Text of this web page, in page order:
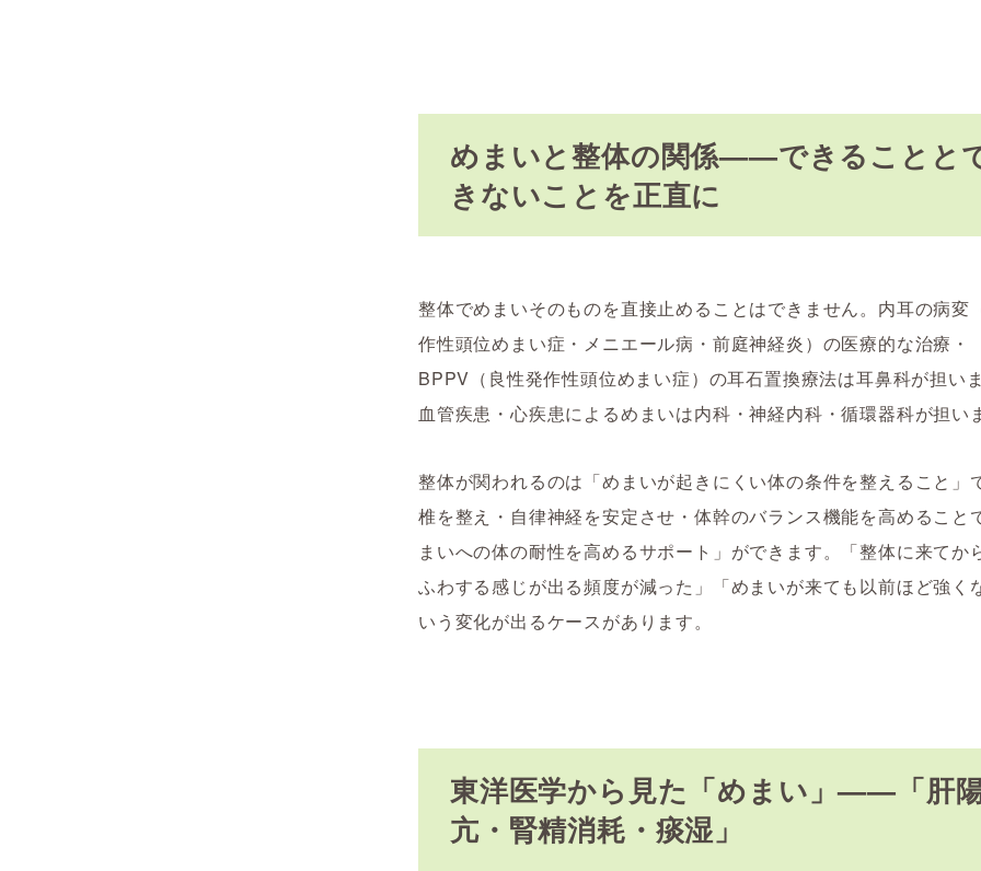
めまいと整体の関係——できることと
きないことを正直に
整体でめまいそのものを直接止めることはできません。内耳の病変
作性頭位めまい症・メニエール病・前庭神経炎）の医療的な治療・
BPPV（良性発作性頭位めまい症）の耳石置換療法は耳鼻科が担い
血管疾患・心疾患によるめまいは内科・神経内科・循環器科が担い
整体が関われるのは「めまいが起きにくい体の条件を整えること」
椎を整え・自律神経を安定させ・体幹のバランス機能を高めること
まいへの体の耐性を高めるサポート」ができます。「整体に来てか
ふわする感じが出る頻度が減った」「めまいが来ても以前ほど強く
いう変化が出るケースがあります。
東洋医学から見た「めまい」——「肝
亢・腎精消耗・痰湿」